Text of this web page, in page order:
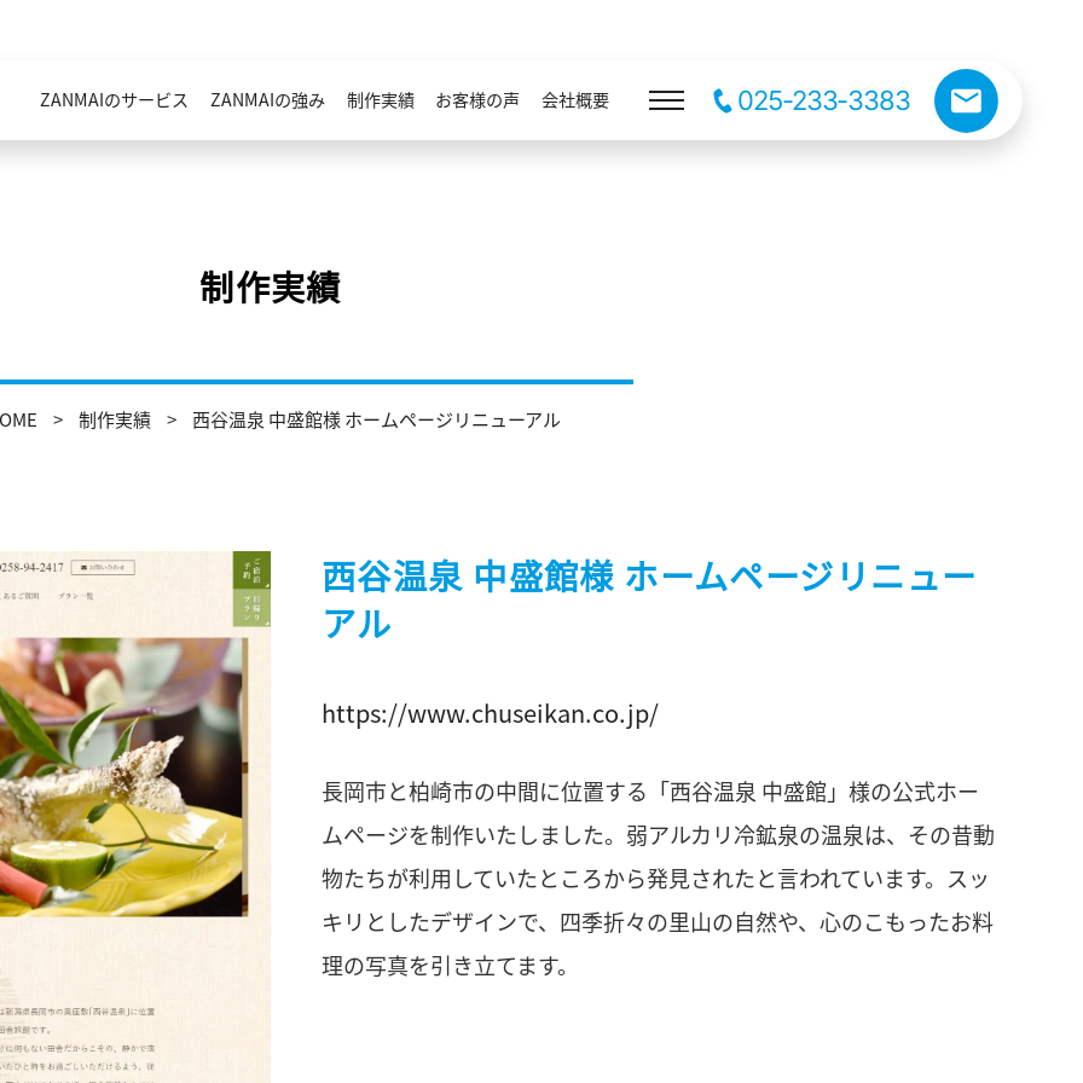
ZANMAIのサービス ZANMAIの強み 制作実績 お客様の声 会社概要 025-233-3383
制作実績
制作実績 西谷温泉 中盛館様 ホームページリニューアル
西谷温泉 中盛館様 ホームページリニュー
アル
https://www.chuseikan.co.jp/
長岡市と柏崎市の中間に位置する「西谷温泉 中盛館」様の公式ホー
ムページを制作いたしました。弱アルカリ冷鉱泉の温泉は、その昔動
物たちが利用していたところから発見されたと言われています。スッ
キリとしたデザインで、四季折々の里山の自然や、心のこもったお料
理の写真を引き立てます。